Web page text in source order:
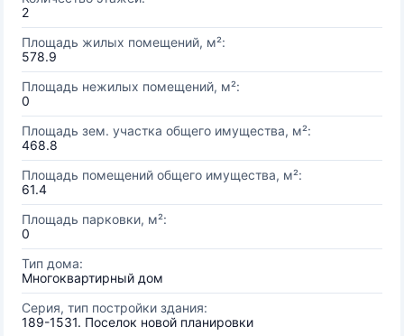
2
Площадь жилых помещений, м²:
578.9
Площадь нежилых помещений, м²:
0
Площадь зем. участка общего имущества, м²:
468.8
Площадь помещений общего имущества, м²:
61.4
Площадь парковки, м²:
0
Тип дома:
Многоквартирный дом
Серия, тип постройки здания:
189-1531. Поселок новой планировки